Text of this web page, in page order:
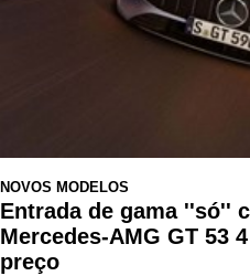
NOVOS MODELOS
Entrada de gama ''só''
Mercedes-AMG GT 53
preço